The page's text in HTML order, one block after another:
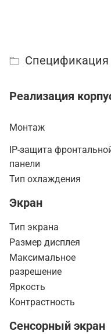
Спецификация
Реализация
Монтаж
IP-защита
панели
Тип охлаждения
Экран
Тип экрана
Размер дисплея
Максимальное
разрешение
Яркость
Контрастность
Сенсорный экран